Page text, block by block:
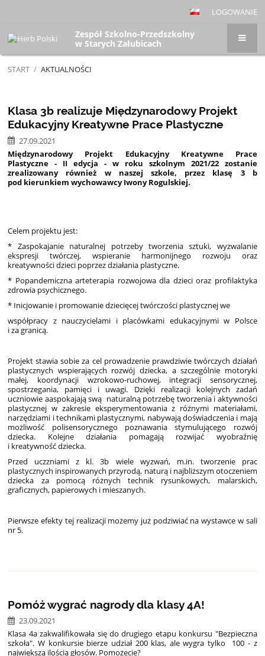
LOGOWANIE
Zespół Szkolno-Przedszkolny
w Starych Załubicach
START / AKTUALNOŚCI
Klasa 3b realizuje Międzynarodowy Projekt
Edukacyjny Kreatywne Prace Plastyczne
27.09.2021
Międzynarodowy Projekt Edukacyjny Kreatywne Prace
Plastyczne - II edycja - w roku szkolnym 2021/22 zostanie
zrealizowany również w naszej szkole, przez klasę 3 b
pod kierunkiem wychowawcy Iwony Rogulskiej.
Celem projektu jest:
* Zaspokajanie naturalnej potrzeby tworzenia sztuki, wyzwalanie
ekspresji twórczej, wspieranie harmonijnego rozwoju oraz
kreatywności dzieci poprzez działania plastyczne.
* Popandemiczna arteterapia rozwojowa dla dzieci oraz profilaktyka
zdrowia psychicznego.
* Inicjowanie i promowanie dziecięcej twórczości plastycznej we
współpracy z nauczycielami i placówkami edukacyjnymi w Polsce
i za granicą.
Projekt stawia sobie za cel prowadzenie prawdziwie twórczych działań
plastycznych wspierających rozwój dziecka, a szczególnie motoryki
małej, koordynacji wzrokowo-ruchowej, integracji sensorycznej,
spostrzegania, pamięci i uwagi. Dzięki realizacji kolejnych zadań
uczniowie aaspokajają swą naturalną potrzebę tworzenia i aktywności
plastycznej w zakresie eksperymentowania z różnymi materiałami,
narzędziami i technikami plastycznymi, nabywają doświadczenia i mają
możliwość polisensorycznego poznawania stymulującego rozwój
dziecka. Kolejne działania pomagają rozwijać wyobraźnię
i kreatywność dziecka.
Przed uczzniami z kl. 3b wiele wyzwań, m.in. tworzenie prac
plastycznych inspirowanych przyrodą, naturą i najbliższym otoczeniem
dziecka za pomocą różnych technik rysunkowych, malarskich,
graficznych, papierowych i mieszanych.
Pierwsze efekty tej realizacji możemy już podziwiać na wystawce w sali
nr 5.
Pomóż wygrać nagrody dla klasy 4A!
23.09.2021
Klasa 4a zakwalifikowała się do drugiego etapu konkursu "Bezpieczna
szkoła". W konkursie bierze udział 200 klas, ale wygra tylko 100 - z
największą ilością głosów. Pomożecie?